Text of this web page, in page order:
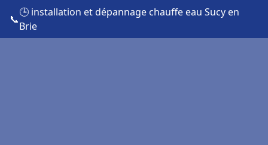
📞
🕒 installation et dépannage chauffe eau Sucy en
Brie